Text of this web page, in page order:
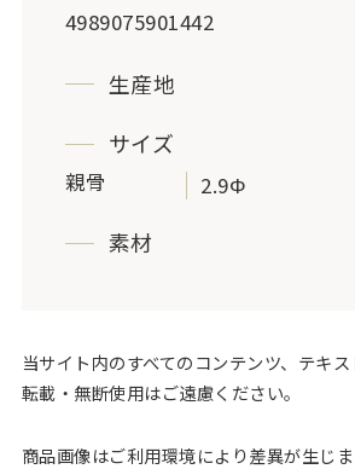
4989075901442
生産地
サイズ
親骨 2.9Φ
素材
当サイト内のすべてのコンテンツ、テキ
転載・無断使用はご遠慮ください。
商品画像はご利用環境により差異が生じま